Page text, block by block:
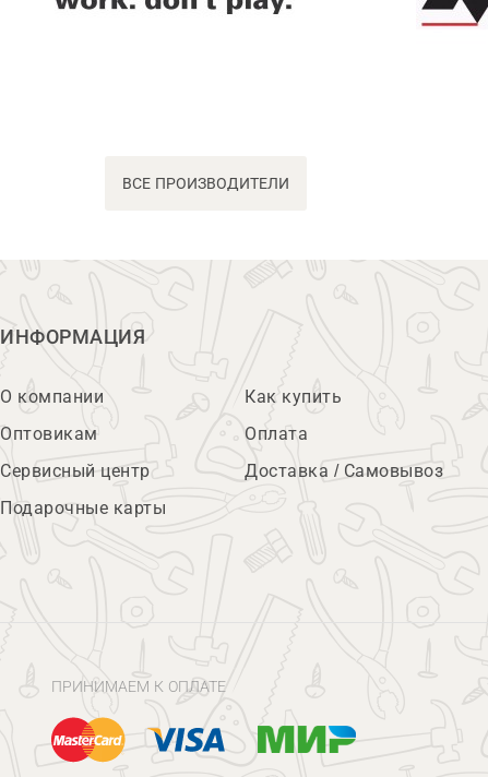
ВСЕ ПРОИЗВОДИТЕЛИ
ИНФОРМАЦИЯ
О компании
Оптовикам
Сервисный центр
Подарочные карты
Как купить
Оплата
Доставка / Самовывоз
ПРИНИМАЕМ К ОПЛАТЕ